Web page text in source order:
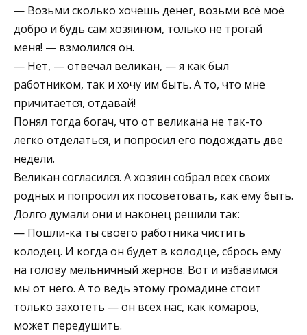
— Возьми сколько хочешь денег, возьми всё моё
добро и будь сам хозяином, только не трогай
меня! — взмолился он.
— Нет, — отвечал великан, — я как был
работником, так и хочу им быть. А то, что мне
причитается, отдавай!
Понял тогда богач, что от великана не так-то
легко отделаться, и попросил его подождать две
недели.
Великан согласился. А хозяин собрал всех своих
родных и попросил их посоветовать, как ему быть.
Долго думали они и наконец решили так:
— Пошли-ка ты своего работника чистить
колодец. И когда он будет в колодце, сбрось ему
на голову мельничный жёрнов. Вот и избавимся
мы от него. А то ведь этому громадине стоит
только захотеть — он всех нас, как комаров,
может передушить.